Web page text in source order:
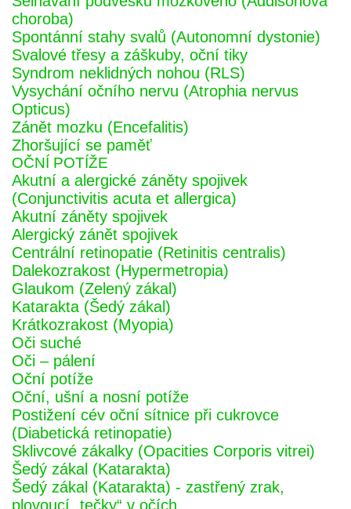
choroba)
Spontánní stahy svalů (Autonomní dystonie)
Svalové třesy a záškuby, oční tiky
Syndrom neklidných nohou (RLS)
Vysychání očního nervu (Atrophia nervus
Opticus)
Zánět mozku (Encefalitis)
Zhoršující se paměť
OČNÍ POTÍŽE
Akutní a alergické záněty spojivek
(Conjunctivitis acuta et allergica)
Akutní záněty spojivek
Alergický zánět spojivek
Centrální retinopatie (Retinitis centralis)
Dalekozrakost (Hypermetropia)
Glaukom (Zelený zákal)
Katarakta (Šedý zákal)
Krátkozrakost (Myopia)
Oči suché
Oči – pálení
Oční potíže
Oční, ušní a nosní potíže
Postižení cév oční sítnice při cukrovce
(Diabetická retinopatie)
Sklivcové zákalky (Opacities Corporis vitrei)
Šedý zákal (Katarakta)
Šedý zákal (Katarakta) - zastřený zrak,
plovoucí „tečky“ v očích